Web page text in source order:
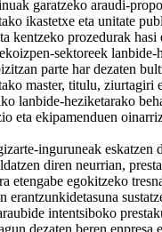
garatzeko araudi-
ikastetxe eta unitate
kentzeko prozedurak hasi
sektoreek lanbide-
parte har dezaten
master, titulu, ziurtagiri
lanbide-heziketarako
eta ekipamenduen
inguruneak eskatzen
diren neurrian,
etengabe egokitzeko
erantzunkidetasuna
intentsiboko
dezaten beren enpresa